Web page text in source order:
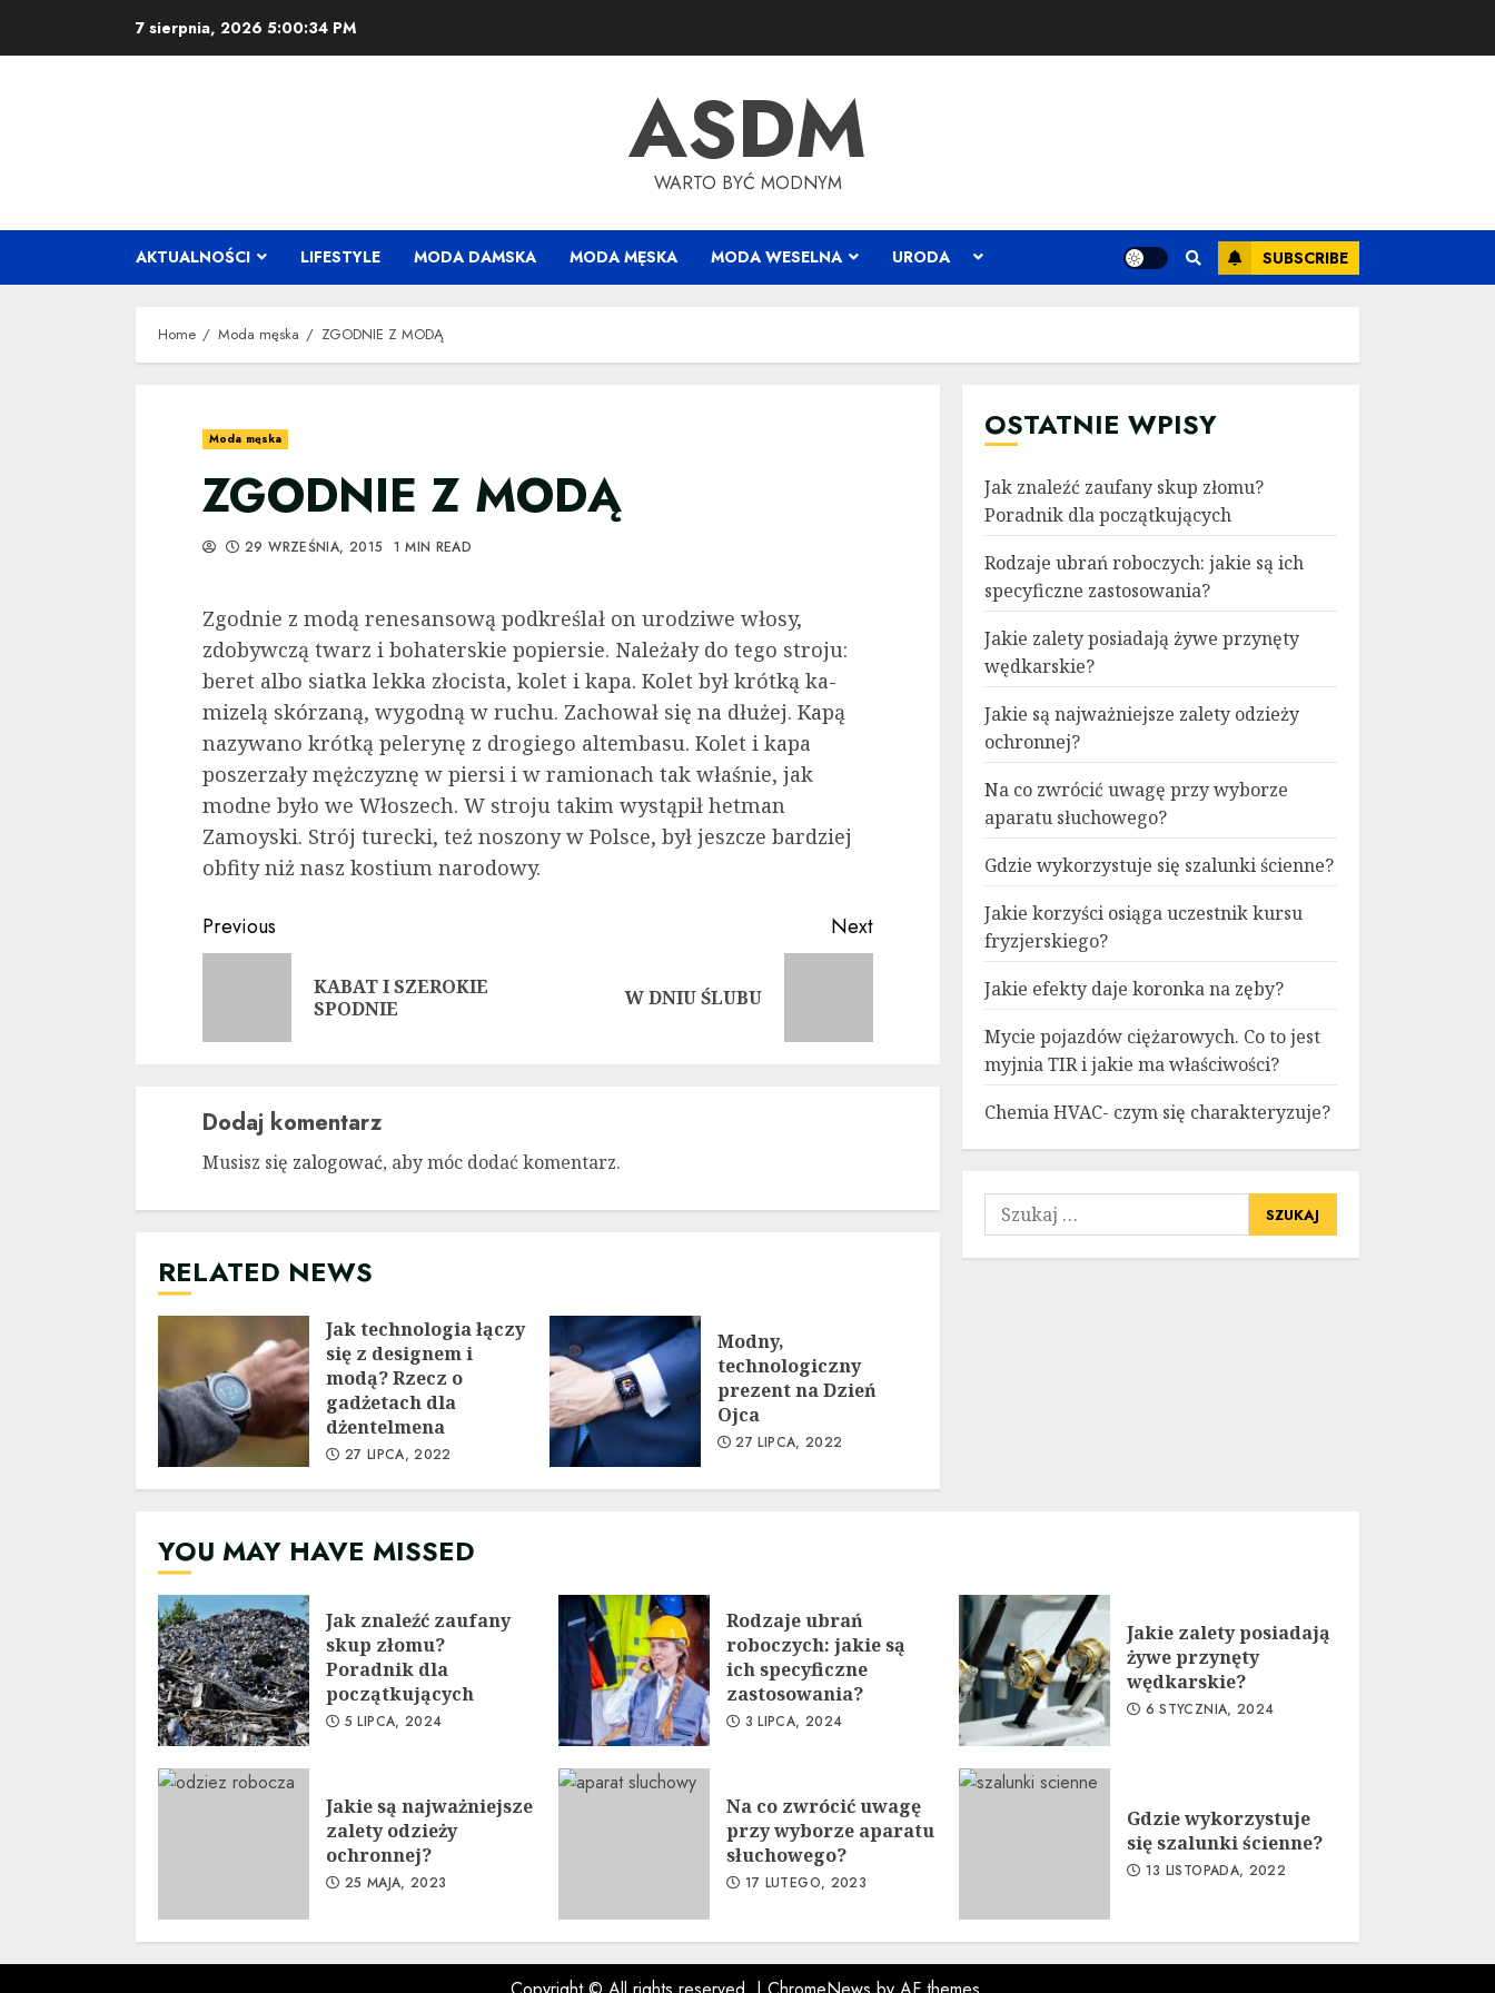
7 sierpnia, 2026 5:00:35 PM
ASDM
WARTO BYĆ MODNYM
AKTUALNOŚCI LIFESTYLE MODA DAMSKA MODA MĘSKA MODA WESELNA URODA SUBSCRIBE
Home Moda męska ZGODNIE Z MODĄ
Moda męska
ZGODNIE Z MODĄ
29 WRZEŚNIA, 2015 1 MIN READ
Zgodnie z modą renesansową podkreślał on uro­dziwe włosy,
zdobywczą twarz i bohaterskie po­piersie. Należały do tego stroju:
beret albo siatka lekka złocista, kolet i kapa. Kolet był krótką ka­
mizelą skórzaną, wygodną w ruchu. Zachował się na dłużej. Kapą
nazywano krótką pelerynę z dro­giego altembasu. Kolet i kapa
poszerzały męż­czyznę w piersi i w ramionach tak właśnie, jak
modne było we Włoszech. W stroju takim wystąpił hetman
Zamoyski. Strój turecki, też noszony w Pol­sce, był jeszcze bardziej
obfity niż nasz kostium narodowy.
Continue
Reading
Previous
KABAT I SZEROKIE
SPODNIE
Next
W DNIU ŚLUBU
Dodaj komentarz
Musisz się zalogować, aby móc dodać komentarz.
RELATED NEWS
Jak technologia łączy
się z designem i
modą? Rzecz o
gadżetach dla
dżentelmena
27 LIPCA, 2022
Modny,
technologiczny
prezent na Dzień
Ojca
27 LIPCA, 2022
OSTATNIE WPISY
Jak znaleźć zaufany skup złomu?
Poradnik dla początkujących
Rodzaje ubrań roboczych: jakie są ich
specyficzne zastosowania?
Jakie zalety posiadają żywe przynęty
wędkarskie?
Jakie są najważniejsze zalety odzieży
ochronnej?
Na co zwrócić uwagę przy wyborze
aparatu słuchowego?
Gdzie wykorzystuje się szalunki ścienne?
Jakie korzyści osiąga uczestnik kursu
fryzjerskiego?
Jakie efekty daje koronka na zęby?
Mycie pojazdów ciężarowych. Co to jest
myjnia TIR i jakie ma właściwości?
Chemia HVAC- czym się charakteryzuje?
Szukaj:
YOU MAY HAVE MISSED
Jak znaleźć zaufany
skup złomu?
Poradnik dla
początkujących
5 LIPCA, 2024
Rodzaje ubrań
roboczych: jakie są
ich specyficzne
zastosowania?
3 LIPCA, 2024
Jakie zalety posiadają
żywe przynęty
wędkarskie?
6 STYCZNIA, 2024
Jakie są najważniejsze
zalety odzieży
ochronnej?
25 MAJA, 2023
Na co zwrócić uwagę
przy wyborze aparatu
słuchowego?
17 LUTEGO, 2023
Gdzie wykorzystuje
się szalunki ścienne?
13 LISTOPADA, 2022